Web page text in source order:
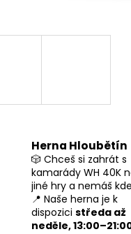
Herna Hloubětín
🎲 Chceš si zahrát s
kamarády WH 40K
jiné hry a nemáš
📍 Naše herna je k
dispozici středa až
neděle,